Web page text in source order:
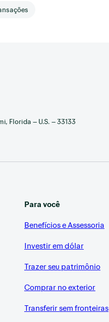
Florida – U.S. – 33133
Para você
Benefícios e Assessoria
Investir em dólar
Trazer seu patrimônio
Comprar no exterior
Transferir sem fronteiras